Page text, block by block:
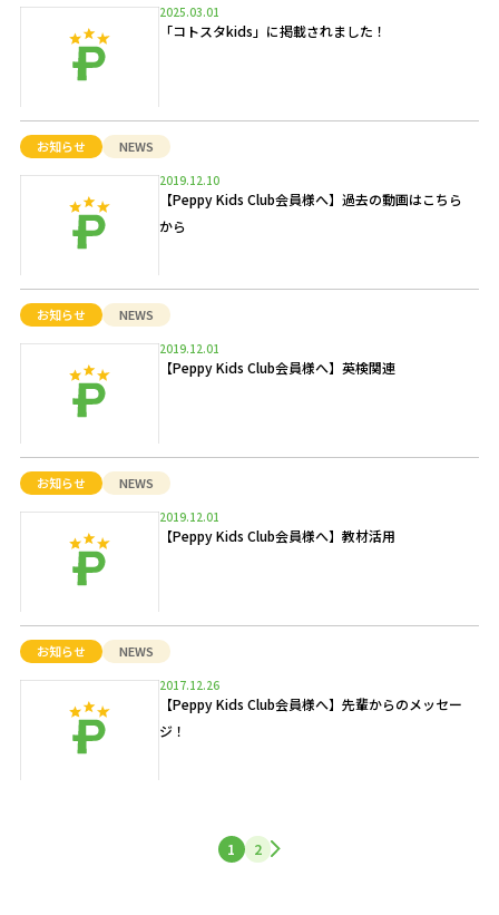
2025.03.01
「コトスタkids」に掲載されました！
お知らせ NEWS
2019.12.10
【Peppy Kids Club会員様へ】過去の動画はこちら
から
お知らせ NEWS
2019.12.01
【Peppy Kids Club会員様へ】英検関連
お知らせ NEWS
2019.12.01
【Peppy Kids Club会員様へ】教材活用
お知らせ NEWS
2017.12.26
【Peppy Kids Club会員様へ】先輩からのメッセー
ジ！
1 2